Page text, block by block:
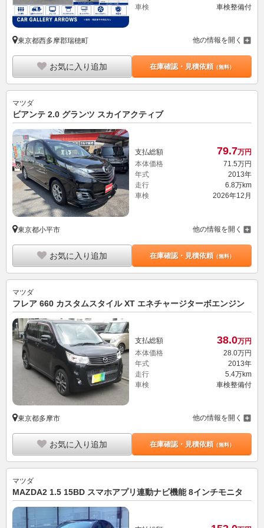
車検
車検整備付
東京都西多摩郡瑞穂町 他の情報を開く
お気に入り追加 在庫確認・見積依頼（無料）
マツダ
ビアンテ 2.0 グランツ スカイアクティブ
支払総額 79.7万円
本体価格
71.5万円
年式
2013年
走行
6.8万km
車検
2026年12月
東京都小平市 他の情報を開く
お気に入り追加 在庫確認・見積依頼（無料）
マツダ
フレア 660 カスタムスタイル XT エネチャージターボエンジン
支払総額 38.0万円
本体価格
28. 0万円
年式
2013年
走行
5.4万km
車検
車検整備付
東京都多摩市 他の情報を開く
お気に入り追加 在庫確認・見積依頼（無料）
マツダ
MAZDA2 1.5 15BD スマホアプリ連動ナビ機能 8インチモニタ